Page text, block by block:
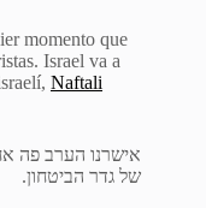
momento que
Israel va a
Naftali
של גדר הביטחון.